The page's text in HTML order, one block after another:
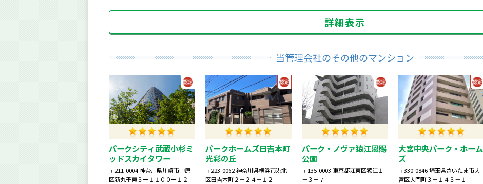
詳細表示
当管理会社のその他のマンション
パークシティ武蔵小杉ミ
ッドスカイタワー
〒211-0004 神奈川県川崎市中原
区新丸子東３ー１１００ー１２
パークホームズ日吉本町
光彩の丘
〒223-0062 神奈川県横浜市港北
区日吉本町２－２４－１２
パーク・ノヴァ猿江恩賜
公園
〒135-0003 東京都江東区猿江１
－３－７
大宮中央パーク・ホーム
ズ
〒330-0846 埼玉県さいたま市大
宮区大門町３－１４３－１